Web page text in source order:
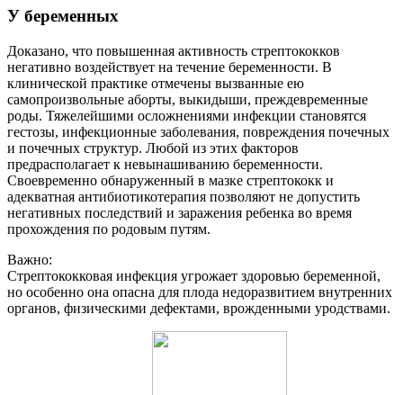
У беременных
Доказано, что повышенная активность стрептококков
негативно воздействует на течение беременности. В
клинической практике отмечены вызванные ею
самопроизвольные аборты, выкидыши, преждевременные
роды. Тяжелейшими осложнениями инфекции становятся
гестозы, инфекционные заболевания, повреждения почечных
и почечных структур. Любой из этих факторов
предрасполагает к невынашиванию беременности.
Своевременно обнаруженный в мазке стрептококк и
адекватная антибиотикотерапия позволяют не допустить
негативных последствий и заражения ребенка во время
прохождения по родовым путям.
Важно:
Стрептококковая инфекция угрожает здоровью беременной,
но особенно она опасна для плода недоразвитием внутренних
органов, физическими дефектами, врожденными уродствами.